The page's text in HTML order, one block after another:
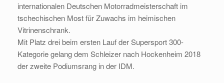
internationalen Deutschen Motorradmeisterschaft im
tschechischen Most für Zuwachs im heimischen
Vitrinenschrank.
Mit Platz drei beim ersten Lauf der Supersport 300-
Kategorie gelang dem Schleizer nach Hockenheim 2018
der zweite Podiumsrang in der IDM.